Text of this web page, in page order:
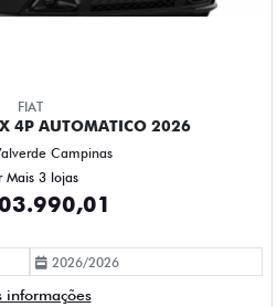
4P AUTOMATICO 2026
Campinas
Mais 3 lojas
informações